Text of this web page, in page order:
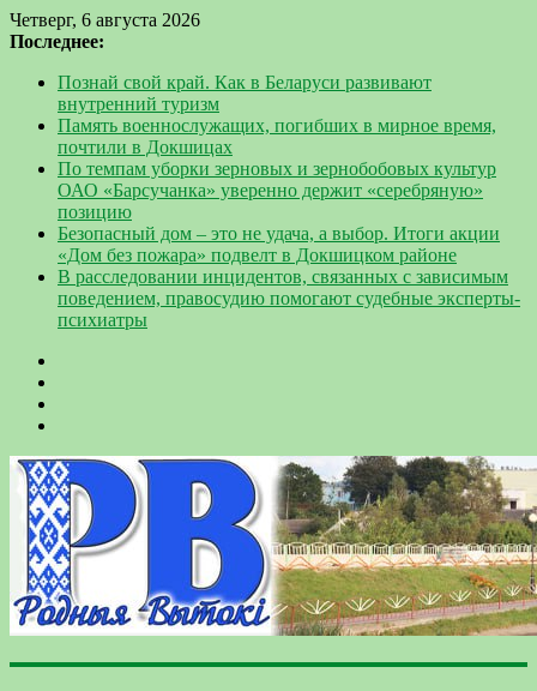
Четверг, 6 августа 2026
Последнее:
Познай свой край. Как в Беларуси развивают
внутренний туризм
Память военнослужащих, погибших в мирное время,
почтили в Докшицах
По темпам уборки зерновых и зернобобовых культур
ОАО «Барсучанка» уверенно держит «серебряную»
позицию
Безопасный дом – это не удача, а выбор. Итоги акции
«Дом без пожара» подвелт в Докшицком районе
В расследовании инцидентов, связанных с зависимым
поведением, правосудию помогают судебные эксперты-
психиатры